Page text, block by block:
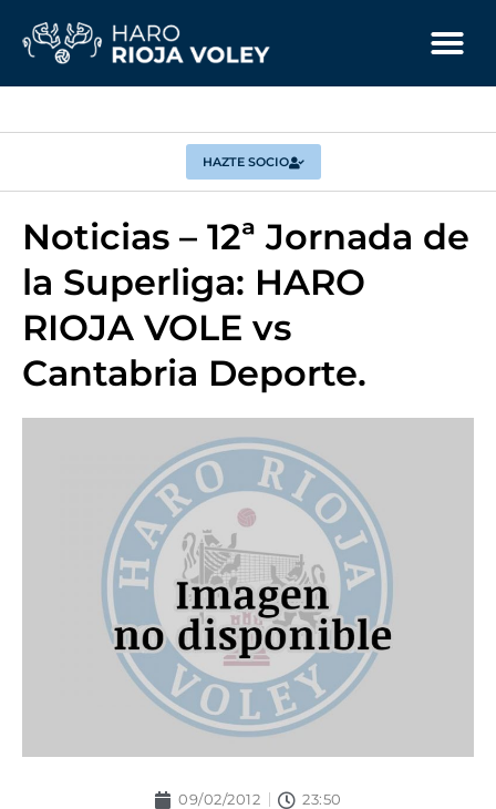
HAZTE SOCIO
Noticias – 12ª Jornada de
la Superliga: HARO
RIOJA VOLE vs
Cantabria Deporte.
09/02/2012 23:50